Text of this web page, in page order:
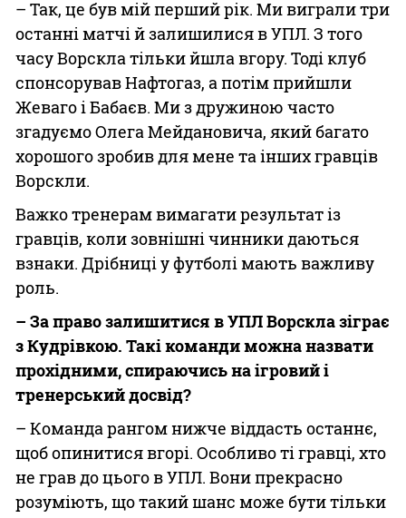
– Так, це був мій перший рік. Ми виграли три
останні матчі й залишилися в УПЛ. З того
часу Ворскла тільки йшла вгору. Тоді клуб
спонсорував Нафтогаз, а потім прийшли
Жеваго і Бабаєв. Ми з дружиною часто
згадуємо Олега Мейдановича, який багато
хорошого зробив для мене та інших гравців
Ворскли.
Важко тренерам вимагати результат із
гравців, коли зовнішні чинники даються
взнаки. Дрібниці у футболі мають важливу
роль.
– За право залишитися в УПЛ Ворскла зіграє
з Кудрівкою. Такі команди можна назвати
прохідними, спираючись на ігровий і
тренерський досвід?
– Команда рангом нижче віддасть останнє,
щоб опинитися вгорі. Особливо ті гравці, хто
не грав до цього в УПЛ. Вони прекрасно
розуміють, що такий шанс може бути тільки